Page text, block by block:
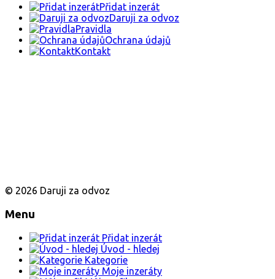
Přidat inzerát
Daruji za odvoz
Pravidla
Ochrana údajů
Kontakt
© 2026 Daruji za odvoz
Menu
Přidat inzerát
Úvod - hledej
Kategorie
Moje inzeráty